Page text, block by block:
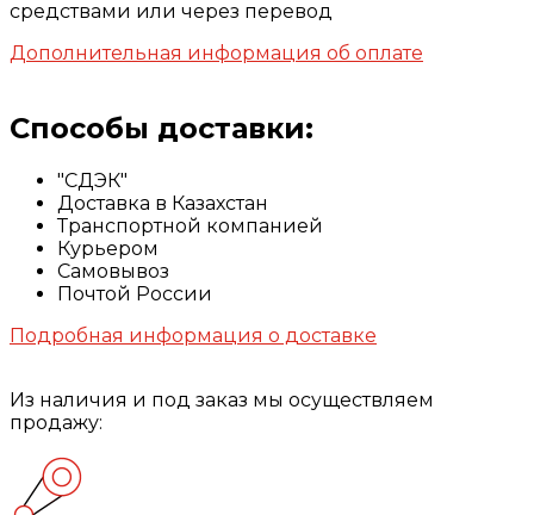
средствами или через перевод
Дополнительная информация об оплате
Способы доставки:
"СДЭК"
Доставка в Казахстан
Транспортной компанией
Курьером
Самовывоз
Почтой России
Подробная информация о доставке
Из наличия и под заказ мы осуществляем
продажу: